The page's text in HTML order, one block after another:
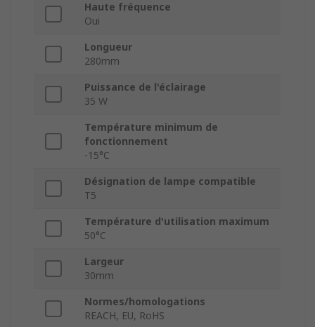
Haute fréquence
Oui
Longueur
280mm
Puissance de l'éclairage
35 W
Température minimum de
fonctionnement
-15°C
Désignation de lampe compatible
T5
Température d'utilisation maximum
50°C
Largeur
30mm
Normes/homologations
REACH, EU, RoHS